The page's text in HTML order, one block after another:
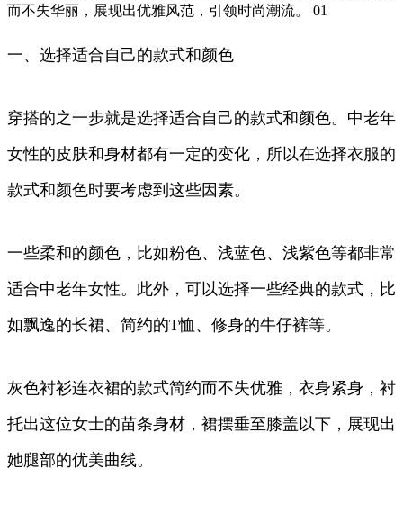
而不失华丽，展现出优雅风范，引领时尚潮流。 01
一、选择适合自己的款式和颜色
穿搭的之一步就是选择适合自己的款式和颜色。中老年
女性的皮肤和身材都有一定的变化，所以在选择衣服的
款式和颜色时要考虑到这些因素。
一些柔和的颜色，比如粉色、浅蓝色、浅紫色等都非常
适合中老年女性。此外，可以选择一些经典的款式，比
如飘逸的长裙、简约的T恤、修身的牛仔裤等。
灰色衬衫连衣裙的款式简约而不失优雅，衣身紧身，衬
托出这位女士的苗条身材，裙摆垂至膝盖以下，展现出
她腿部的优美曲线。